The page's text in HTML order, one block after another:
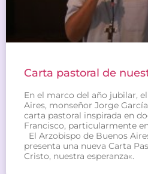
Carta pastoral de
En el marco del año jubilar,
Aires, monseñor Jorge
carta pastoral inspirada en
Francisco, particularmente
El Arzobispo de Buenos
presenta una nueva Carta
Cristo, nuestra esperanza«.